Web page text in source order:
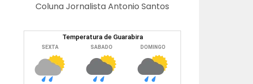
Coluna Jornalista Antonio Santos